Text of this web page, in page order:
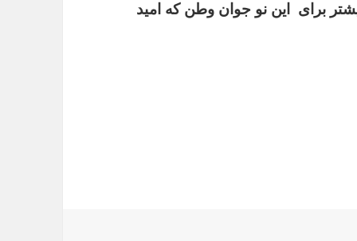
برای این نو جوان وطن که امید